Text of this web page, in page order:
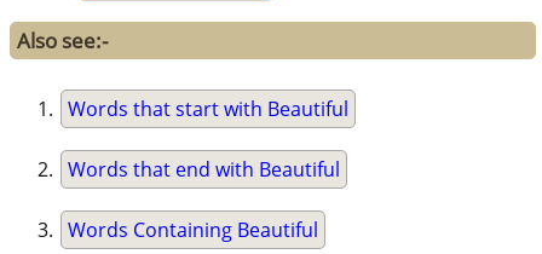
Also see:-
Words that start with Beautiful
Words that end with Beautiful
Words Containing Beautiful